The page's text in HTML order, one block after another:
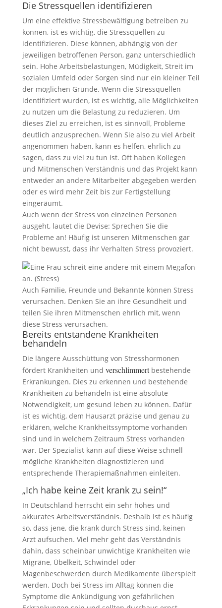
Die Stressquellen identifizieren
Um eine effektive Stressbewältigung betreiben zu
können, ist es wichtig, die Stressquellen zu
identifizieren. Diese können, abhängig von der
jeweiligen betroffenen Person, ganz unterschiedlich
sein. Hohe Arbeitsbelastungen, Müdigkeit, Streit im
sozialen Umfeld oder Sorgen sind nur ein kleiner Teil
der möglichen Gründe. Wenn die Stressquellen
identifiziert wurden, ist es wichtig, alle Möglichkeiten
zu nutzen um die Belastung zu reduzieren. Um
dieses Ziel zu erreichen, ist es sinnvoll, Probleme
deutlich anzusprechen. Wenn Sie also zu viel Arbeit
angenommen haben, kann es helfen, ehrlich zu
sagen, dass zu viel zu tun ist. Oft haben Kollegen
und Mitmenschen Verständnis und das Projekt kann
entweder an andere Mitarbeiter abgegeben werden
oder es wird mehr Zeit bis zur Fertigstellung
eingeräumt.
Auch wenn der Stress von einzelnen Personen
ausgeht, lautet die Devise: Sprechen Sie die
Probleme an! Häufig ist unseren Mitmenschen gar
nicht bewusst, dass ihr Verhalten Stress provoziert.
Auch Familie, Freunde und Bekannte können Stress
verursachen. Denken Sie an ihre Gesundheit und
teilen Sie ihren Mitmenschen ehrlich mit, wenn
diese Stress verursachen.
Bereits entstandene Krankheiten
behandeln
Die längere Ausschüttung von Stresshormonen
fördert Krankheiten und verschlimmert bestehende
Erkrankungen. Dies zu erkennen und bestehende
Krankheiten zu behandeln ist eine absolute
Notwendigkeit, um gesund leben zu können. Dafür
ist es wichtig, dem Hausarzt präzise und genau zu
erklären, welche Krankheitssymptome vorhanden
sind und in welchem Zeitraum Stress vorhanden
war. Der Spezialist kann auf diese Weise schnell
mögliche Krankheiten diagnostizieren und
entsprechende Therapiemaßnahmen einleiten.
„Ich habe keine Zeit krank zu sein!“
In Deutschland herrscht ein sehr hohes und
akkurates Arbeitsverständnis. Deshalb ist es häufig
so, dass jene, die krank durch Stress sind, keinen
Arzt aufsuchen. Viel mehr geht das Verständnis
dahin, dass scheinbar unwichtige Krankheiten wie
Migräne, Übelkeit, Schwindel oder
Magenbeschwerden durch Medikamente überspielt
werden. Doch bei Stress im Alltag können die
Symptome die Ankündigung von gefährlichen